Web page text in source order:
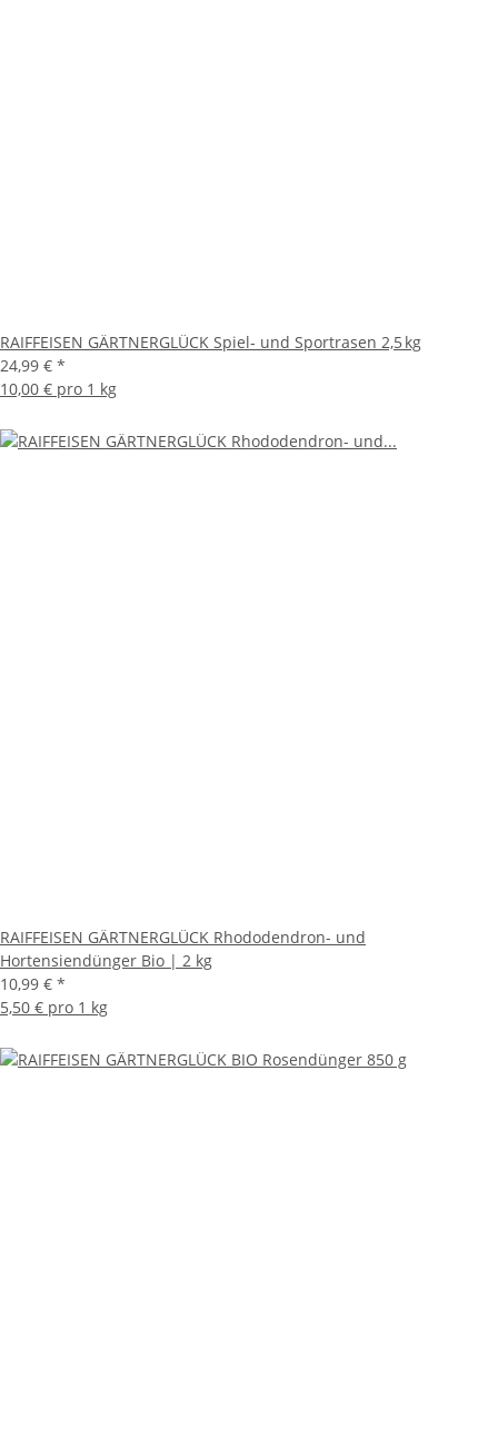
RAIFFEISEN GÄRTNERGLÜCK Spiel‑ und Sportrasen 2,5 kg
24,99 € *
10,00 € pro 1 kg
RAIFFEISEN GÄRTNERGLÜCK Rhododendron- und
Hortensiendünger Bio | 2 kg
10,99 € *
5,50 € pro 1 kg